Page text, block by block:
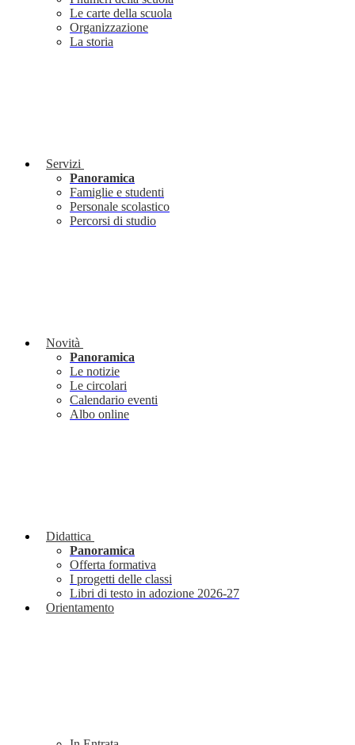
Le carte della scuola
Organizzazione
La storia
Servizi
Panoramica
Famiglie e studenti
Personale scolastico
Percorsi di studio
Novità
Panoramica
Le notizie
Le circolari
Calendario eventi
Albo online
Didattica
Panoramica
Offerta formativa
I progetti delle classi
Libri di testo in adozione 2026-27
Orientamento